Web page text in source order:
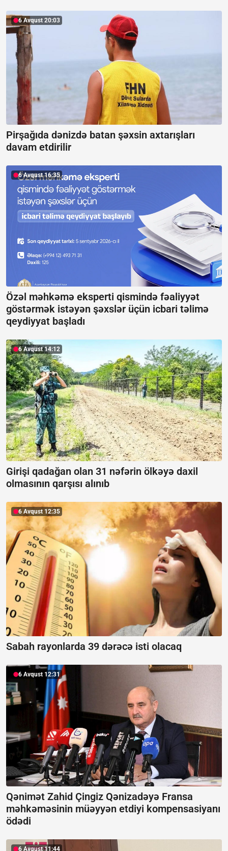
6 Avqust 20:03
Pirşağıda dənizdə batan şəxsin axtarışları
davam etdirilir
6 Avqust 16:35
Özəl məhkəmə eksperti qismində fəaliyyət
göstərmək istəyən şəxslər üçün icbari təlimə
qeydiyyat başladı
6 Avqust 14:12
Girişi qadağan olan 31 nəfərin ölkəyə daxil
olmasının qarşısı alınıb
6 Avqust 12:35
Sabah rayonlarda 39 dərəcə isti olacaq
6 Avqust 12:31
Qənimət Zahid Çingiz Qənizadəyə Fransa
məhkəməsinin müəyyən etdiyi kompensasiyanı
ödədi
6 Avqust 11:44